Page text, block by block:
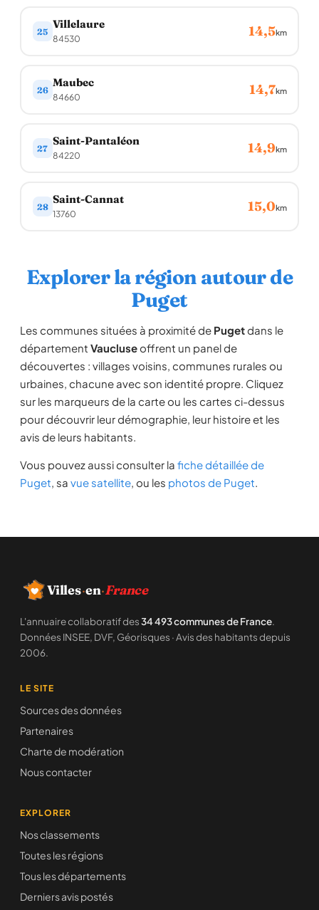
25
Villelaure
84530 14,5km
26
Maubec
84660 14,7km
27
Saint-Pantaléon
84220 14,9km
28
Saint-Cannat
13760 15,0km
Explorer la région autour de
Puget
Les communes situées à proximité de Pugetdans le
département Vaucluseoffrent un panel de
découvertes : villages voisins, communes rurales ou
urbaines, chacune avec son identité propre. Cliquez
sur les marqueurs de la carte ou les cartes ci-dessus
pour découvrir leur démographie, leur histoire et les
avis de leurs habitants.
Vous pouvez aussi consulter la fiche détaillée de
Puget, sa vue satellite, ou les photos de Puget.
Villes·en·France
L'annuaire collaboratif des34 493 communes de France.
Données INSEE, DVF, Géorisques · Avis des habitants depuis
2006.
LE SITE
Sources des données
Partenaires
Charte de modération
Nous contacter
EXPLORER
Nos classements
Toutes les régions
Tous les départements
Derniers avis postés